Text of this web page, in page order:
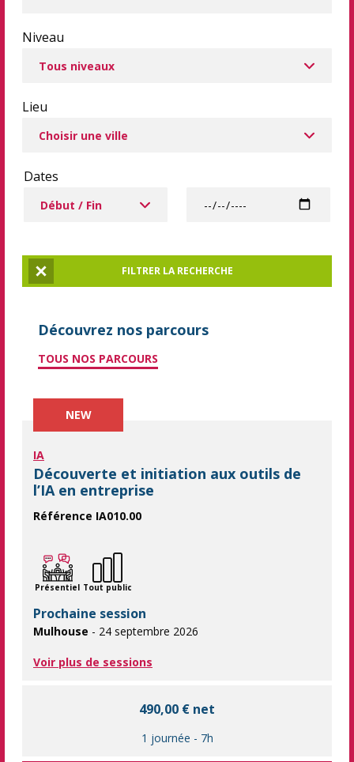
Niveau
Lieu
Dates
Dates à partir de
Réinitialiser la rechercheFILTRER LA RECHERCHE
Découvrez nos parcours
TOUS NOS PARCOURS
NEW
IA
Découverte et initiation aux outils de
l’IA en entreprise
Référence IA010.00
Présentiel Tout public
Prochaine session
Mulhouse - 24 septembre 2026
Voir plus de sessions
490,00 € net
1 journée - 7h